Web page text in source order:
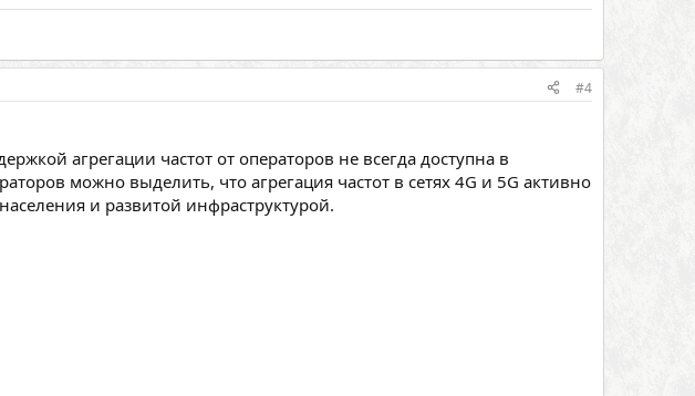
#4
агрегации частот от операторов не всегда доступна в
можно выделить, что агрегация частот в сетях 4G и 5G активно
и развитой инфраструктурой.